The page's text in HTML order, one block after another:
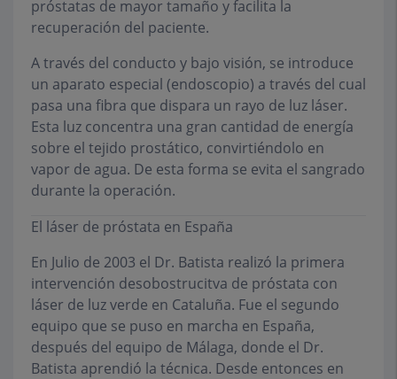
próstatas de mayor tamaño y facilita la
recuperación del paciente.
A través del conducto y bajo visión, se introduce
un aparato especial (endoscopio) a través del cual
pasa una fibra que dispara un rayo de luz láser.
Esta luz concentra una gran cantidad de energía
sobre el tejido prostático, convirtiéndolo en
vapor de agua. De esta forma se evita el sangrado
durante la operación.
El láser de próstata en España
En Julio de 2003 el Dr. Batista realizó la primera
intervención desobostrucitva de próstata con
láser de luz verde en Cataluña. Fue el segundo
equipo que se puso en marcha en España,
después del equipo de Málaga, donde el Dr.
Batista aprendió la técnica. Desde entonces en